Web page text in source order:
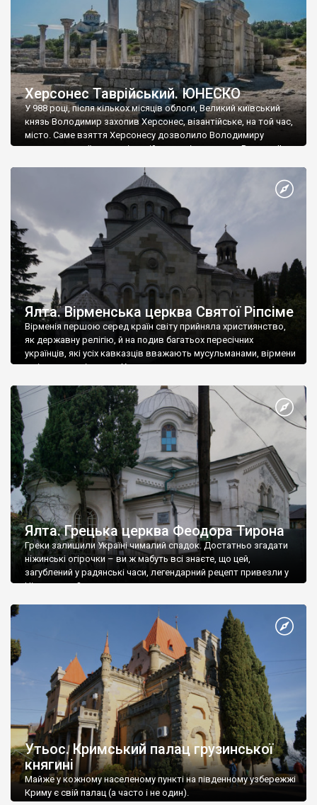
Херсонес Таврійський. ЮНЕСКО
У 988 році, після кількох місяців облоги, Великий київський
князь Володимир захопив Херсонес, візантійське, на той час,
місто. Саме взяття Херсонесу дозволило Володимиру
диктувати свої умови візантійському імператору Василю ІІ, та
Херсонесі Володимир-язичник, став Василем-християнином.
А потім було Хрещення Русі. На честь Херсонесу Таврійського
Ялта. Вірменська церква Святої Ріпсіме
Вірменія першою серед країн світу прийняла християнство,
як державну релігію, й на подив багатьох пересічних
українців, які усіх кавказців вважають мусульманами, вірмени
є відданими вірянами Христа
Ялта. Грецька церква Феодора Тирона
Греки залишили Україні чималий спадок. Достатньо згадати
ніжинські огірочки – ви ж мабуть всі знаєте, що цей,
загублений у радянські часи, легендарний рецепт привезли у
Ніжин греки?
Утьос. Кримський палац грузинської
княгині
Майже у кожному населеному пункті на південному узбережжі
Криму є свій палац (а часто і не один).